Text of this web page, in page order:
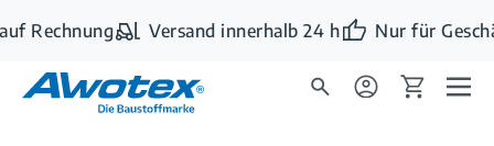
Zum Hauptinhalt springen
Rechnung Versand innerhalb 24 h Nur für